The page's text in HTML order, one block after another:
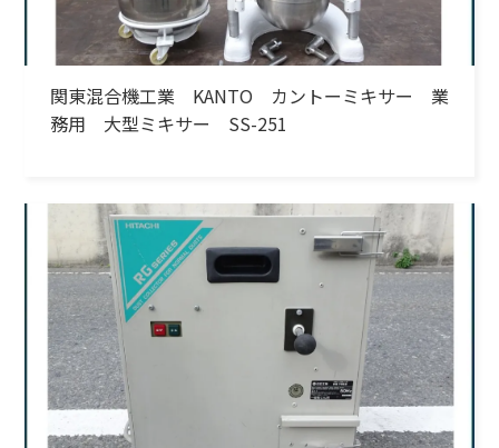
関東混合機工業 KANTO カントーミキサー 業
務用 大型ミキサー SS-251